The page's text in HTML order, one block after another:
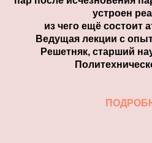
устроен
из чего ещё состоит
Ведущая лекции с
Решетняк, старший